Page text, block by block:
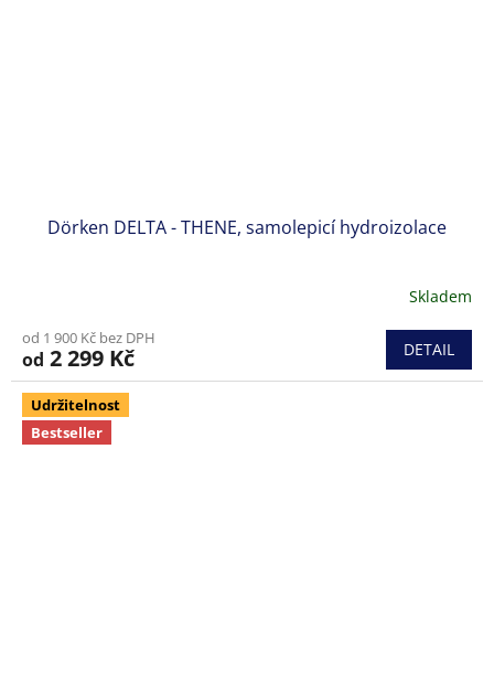
Dörken DELTA - THENE, samolepicí hydroizolace
Skladem
od 1 900 Kč bez DPH
od 2 299 Kč DETAIL
Udržitelnost
Bestseller